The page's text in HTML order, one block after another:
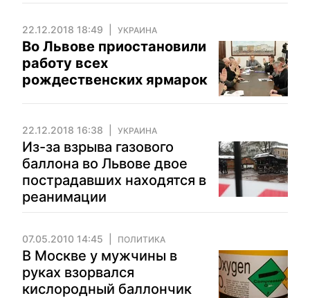
22.12.2018 18:49 УКРАИНА
Во Львове приостановили
работу всех
рождественских ярмарок
22.12.2018 16:38 УКРАИНА
Из-за взрыва газового
баллона во Львове двое
пострадавших находятся в
реанимации
07.05.2010 14:45 ПОЛИТИКА
В Москве у мужчины в
руках взорвался
кислородный баллончик